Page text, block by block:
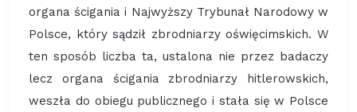
organa ścigania i Najwyższy Trybunał Narodowy w
Polsce, który sądził zbrodniarzy oświęcimskich. W
ten sposób liczba ta, ustalona nie przez badaczy
lecz organa ścigania zbrodniarzy hitlerowskich,
weszła do obiegu publicznego i stała się w Polsce